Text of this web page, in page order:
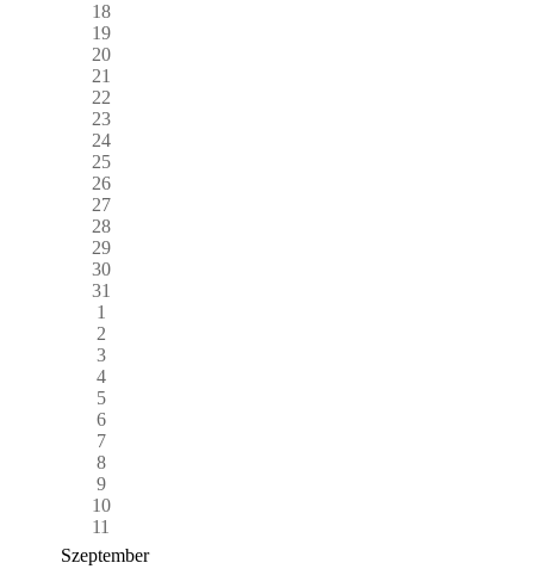
18
19
20
21
22
23
24
25
26
27
28
29
30
31
1
2
3
4
5
6
7
8
9
10
11
Szeptember